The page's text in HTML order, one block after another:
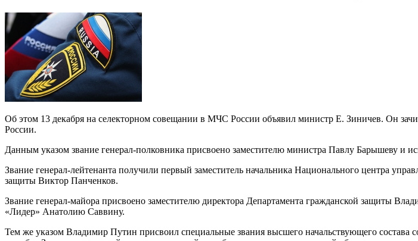
Об этом 13 декабря на селекторном совещании в МЧС России объявил министр Е. Зиничев. Он
России.
Данным указом звание генерал-полковника присвоено заместителю министра Павлу Барышеву и
Звание генерал-лейтенанта получили первый заместитель начальника Национального центра
защиты Виктор Панченков.
Звание генерал-майора присвоено заместителю директора Департамента гражданской защиты
«Лидер» Анатолию Саввину.
Тем же указом Владимир Путин присвоил специальные звания высшего начальствующего